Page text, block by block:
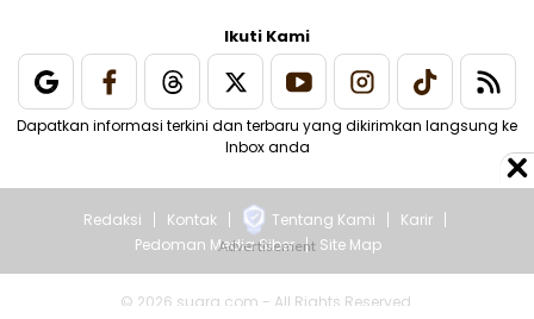
Ikuti Kami
Dapatkan informasi terkini dan terbaru yang dikirimkan langsung ke
Inbox anda
Redaksi Kontak Tentang Kami
Karir
Pedoman Media Siber
Site Map
© 2026 suara.com - All Rights Reserved.